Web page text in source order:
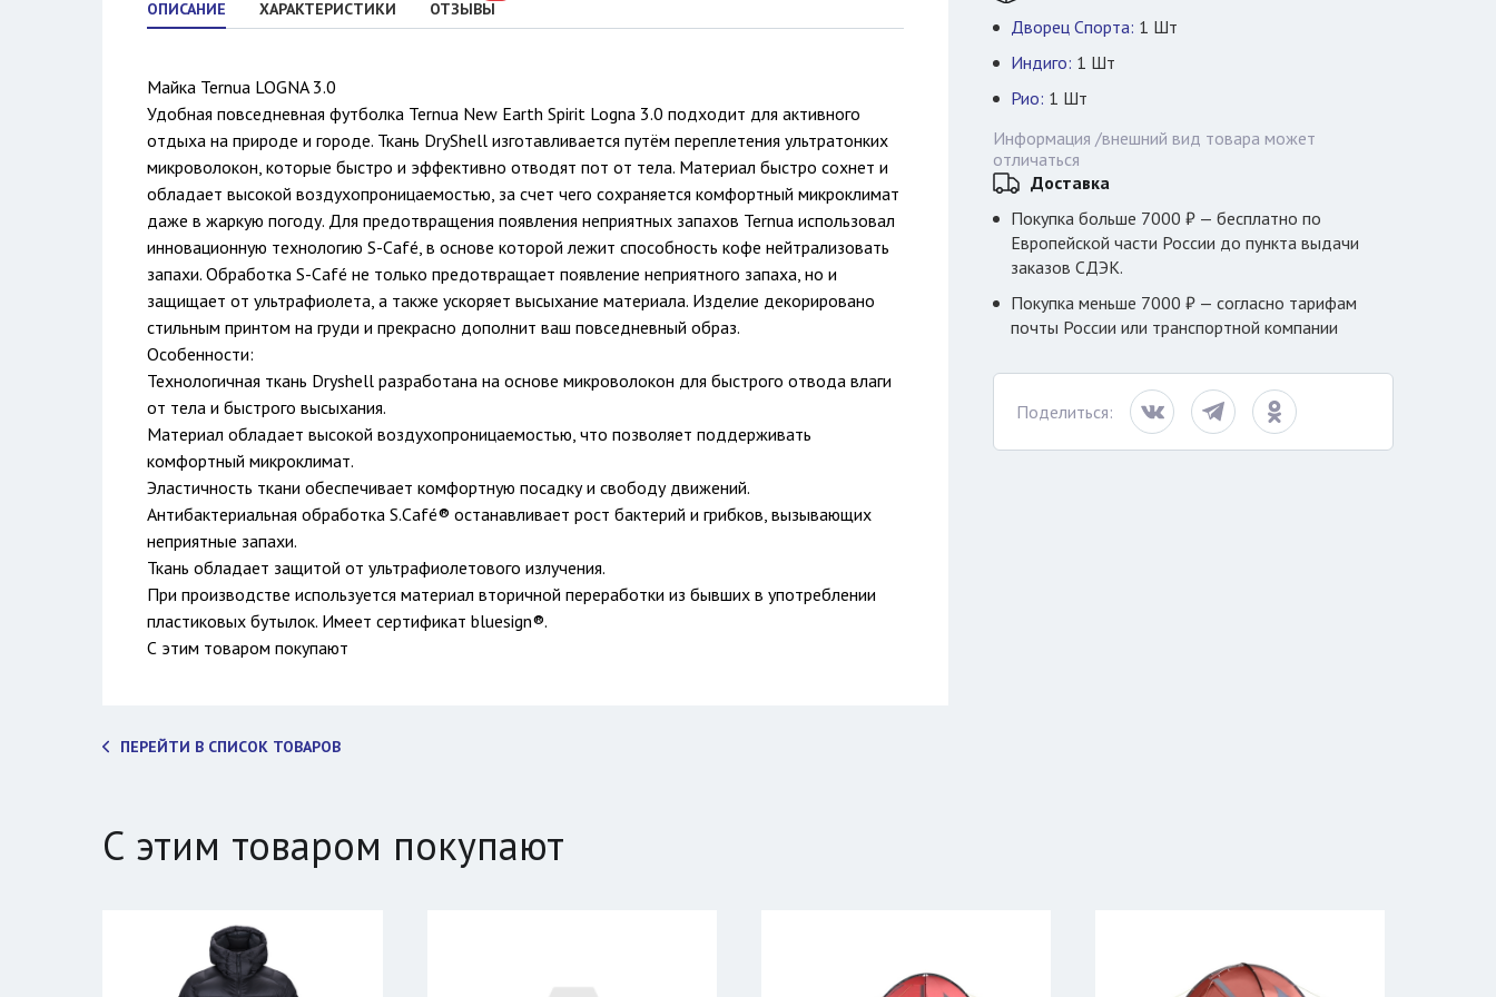
ОПИСАНИЕ ХАРАКТЕРИСТИКИ ОТЗЫВЫ
Майка Ternua LOGNA 3.0
Удобная повседневная футболка Ternua New Earth Spirit Logna 3.0 подходит для активного
отдыха на природе и городе. Ткань DryShell изготавливается путём переплетения ультратонких
микроволокон, которые быстро и эффективно отводят пот от тела. Материал быстро сохнет и
обладает высокой воздухопроницаемостью, за счет чего сохраняется комфортный микроклимат
даже в жаркую погоду. Для предотвращения появления неприятных запахов Ternua использовал
инновационную технологию S-Café, в основе которой лежит способность кофе нейтрализовать
запахи. Обработка S-Café не только предотвращает появление неприятного запаха, но и
защищает от ультрафиолета, а также ускоряет высыхание материала. Изделие декорировано
стильным принтом на груди и прекрасно дополнит ваш повседневный образ.
Особенности:
Технологичная ткань Dryshell разработана на основе микроволокон для быстрого отвода влаги
от тела и быстрого высыхания.
Материал обладает высокой воздухопроницаемостью, что позволяет поддерживать
комфортный микроклимат.
Эластичность ткани обеспечивает комфортную посадку и свободу движений.
Антибактериальная обработка S.Café® останавливает рост бактерий и грибков, вызывающих
неприятные запахи.
Ткань обладает защитой от ультрафиолетового излучения.
При производстве используется материал вторичной переработки из бывших в употреблении
пластиковых бутылок. Имеет сертификат bluesign®.
С этим товаром покупают
ПЕРЕЙТИ В СПИСОК ТОВАРОВ
Дворец Спорта: 1 Шт
Индиго: 1 Шт
Рио: 1 Шт
Информация /внешний вид товара может
отличаться
Доставка
Покупка больше 7000 ₽ — бесплатно по
Европейской части России до пункта выдачи
заказов СДЭК.
Покупка меньше 7000 ₽ — согласно тарифам
почты России или транспортной компании
Поделиться:
С этим товаром покупают